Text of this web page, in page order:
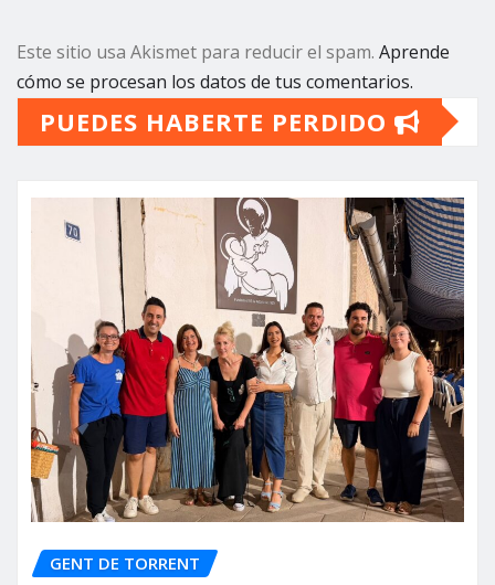
Este sitio usa Akismet para reducir el spam. Aprende
cómo se procesan los datos de tus comentarios.
PUEDES HABERTE PERDIDO
GENT DE TORRENT